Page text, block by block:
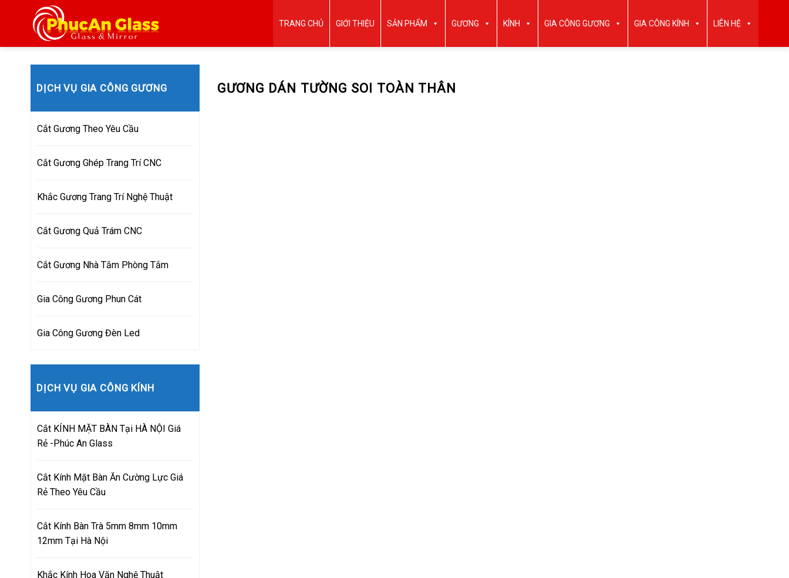
TRANG CHỦ GIỚI THIỆU SẢN PHẨM GƯƠNG KÍNH GIA CÔNG GƯƠNG GIA CÔNG KÍNH LIÊN HỆ
GƯƠNG DÁN TƯỜNG SOI TOÀN THÂN
DỊCH VỤ GIA CÔNG GƯƠNG
Cắt Gương Theo Yêu Cầu
Cắt Gương Ghép Trang Trí CNC
Khắc Gương Trang Trí Nghệ Thuật
Cắt Gương Quả Trám CNC
Cắt Gương Nhà Tắm Phòng Tắm
Gia Công Gương Phun Cát
Gia Công Gương Đèn Led
DỊCH VỤ GIA CÔNG KÍNH
Cắt KÍNH MẶT BÀN Tại HÀ NỘI Giá
Rẻ -Phúc An Glass
Cắt Kính Mặt Bàn Ăn Cường Lực Giá
Rẻ Theo Yêu Cầu
Cắt Kính Bàn Trà 5mm 8mm 10mm
12mm Tại Hà Nội
Khắc Kính Hoa Văn Nghệ Thuật